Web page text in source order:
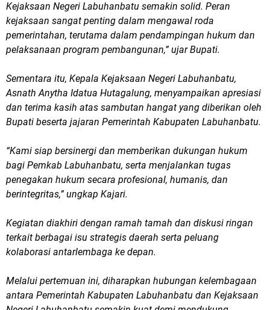
Kejaksaan Negeri Labuhanbatu semakin solid. Peran
kejaksaan sangat penting dalam mengawal roda
pemerintahan, terutama dalam pendampingan hukum dan
pelaksanaan program pembangunan,” ujar Bupati.
Sementara itu, Kepala Kejaksaan Negeri Labuhanbatu,
Asnath Anytha Idatua Hutagalung, menyampaikan apresiasi
dan terima kasih atas sambutan hangat yang diberikan oleh
Bupati beserta jajaran Pemerintah Kabupaten Labuhanbatu.
“Kami siap bersinergi dan memberikan dukungan hukum
bagi Pemkab Labuhanbatu, serta menjalankan tugas
penegakan hukum secara profesional, humanis, dan
berintegritas,” ungkap Kajari.
Kegiatan diakhiri dengan ramah tamah dan diskusi ringan
terkait berbagai isu strategis daerah serta peluang
kolaborasi antarlembaga ke depan.
Melalui pertemuan ini, diharapkan hubungan kelembagaan
antara Pemerintah Kabupaten Labuhanbatu dan Kejaksaan